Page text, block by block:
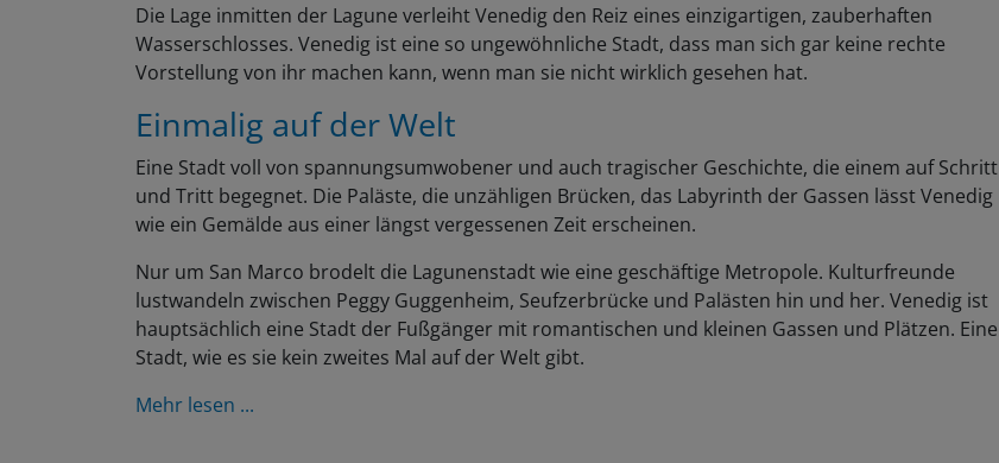
Die Lage inmitten der Lagune verleiht Venedig den Reiz eines einzigartigen, zauberhaften
Wasserschlosses. Venedig ist eine so ungewöhnliche Stadt, dass man sich gar keine rechte
Vorstellung von ihr machen kann, wenn man sie nicht wirklich gesehen hat.
Einmalig auf der Welt
Eine Stadt voll von spannungsumwobener und auch tragischer Geschichte, die einem auf Schritt
und Tritt begegnet. Die Paläste, die unzähligen Brücken, das Labyrinth der Gassen lässt Venedig
wie ein Gemälde aus einer längst vergessenen Zeit erscheinen.
Nur um San Marco brodelt die Lagunenstadt wie eine geschäftige Metropole. Kulturfreunde
lustwandeln zwischen Peggy Guggenheim, Seufzerbrücke und Palästen hin und her. Venedig ist
hauptsächlich eine Stadt der Fußgänger mit romantischen und kleinen Gassen und Plätzen. Eine
Stadt, wie es sie kein zweites Mal auf der Welt gibt.
Mehr lesen ...